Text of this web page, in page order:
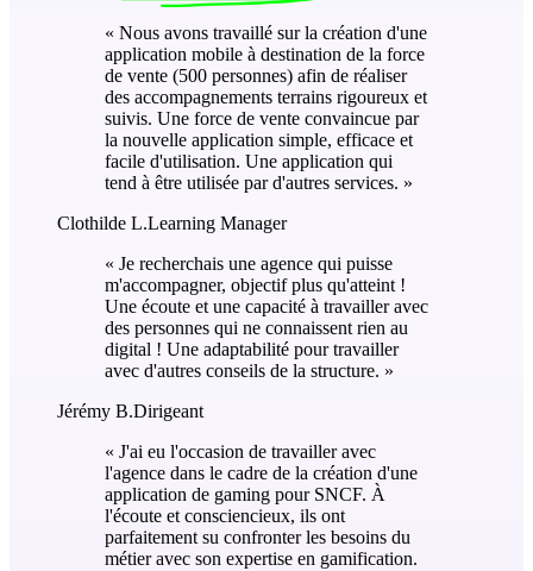
« Nous avons travaillé sur la création d'une
application mobile à destination de la force
de vente (500 personnes) afin de réaliser
des accompagnements terrains rigoureux et
suivis. Une force de vente convaincue par
la nouvelle application simple, efficace et
facile d'utilisation. Une application qui
tend à être utilisée par d'autres services. »
Clothilde L.Learning Manager
« Je recherchais une agence qui puisse
m'accompagner, objectif plus qu'atteint !
Une écoute et une capacité à travailler avec
des personnes qui ne connaissent rien au
digital ! Une adaptabilité pour travailler
avec d'autres conseils de la structure. »
Jérémy B.Dirigeant
« J'ai eu l'occasion de travailler avec
l'agence dans le cadre de la création d'une
application de gaming pour SNCF. À
l'écoute et consciencieux, ils ont
parfaitement su confronter les besoins du
métier avec son expertise en gamification.